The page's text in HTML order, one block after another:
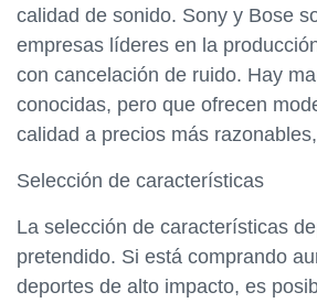
calidad de sonido. Sony y Bose
empresas líderes en la
con cancelación de ruido. Hay
conocidas, pero que ofrecen
calidad a precios más
Selección de características
La selección de características
pretendido. Si está comprando
deportes de alto impacto, es